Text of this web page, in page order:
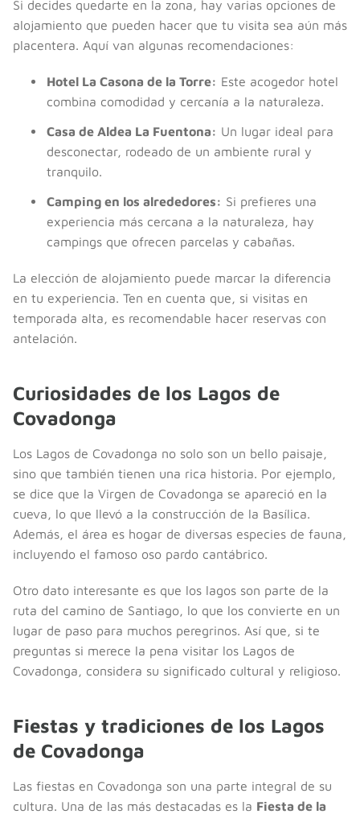
Si decides quedarte en la zona, hay varias opciones de
alojamiento que pueden hacer que tu visita sea aún más
placentera. Aquí van algunas recomendaciones:
Hotel La Casona de la Torre: Este acogedor hotel
combina comodidad y cercanía a la naturaleza.
Casa de Aldea La Fuentona: Un lugar ideal para
desconectar, rodeado de un ambiente rural y
tranquilo.
Camping en los alrededores: Si prefieres una
experiencia más cercana a la naturaleza, hay
campings que ofrecen parcelas y cabañas.
La elección de alojamiento puede marcar la diferencia
en tu experiencia. Ten en cuenta que, si visitas en
temporada alta, es recomendable hacer reservas con
antelación.
Curiosidades de los Lagos de
Covadonga
Los Lagos de Covadonga no solo son un bello paisaje,
sino que también tienen una rica historia. Por ejemplo,
se dice que la Virgen de Covadonga se apareció en la
cueva, lo que llevó a la construcción de la Basílica.
Además, el área es hogar de diversas especies de fauna,
incluyendo el famoso oso pardo cantábrico.
Otro dato interesante es que los lagos son parte de la
ruta del camino de Santiago, lo que los convierte en un
lugar de paso para muchos peregrinos. Así que, si te
preguntas si merece la pena visitar los Lagos de
Covadonga, considera su significado cultural y religioso.
Fiestas y tradiciones de los Lagos
de Covadonga
Las fiestas en Covadonga son una parte integral de su
cultura. Una de las más destacadas es la Fiesta de la